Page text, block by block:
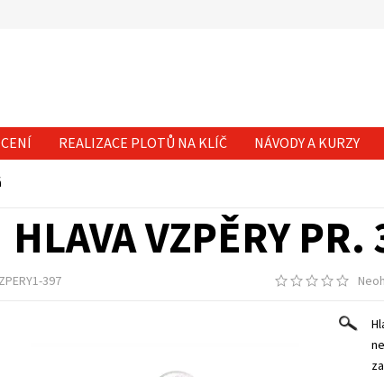
REALIZACE PLOTŮ NA KLÍČ NÁVODY A KURZY
HLAVA VZPĚRY
397